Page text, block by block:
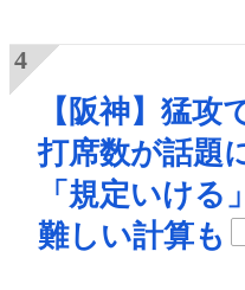
【阪神】猛攻
打席数が話題
「規定いける
難しい計算も